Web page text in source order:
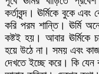
কর্তাবৃন্দ। ঊর্মিকে বুকে
করি পরম শান্তি। ঊর্মি
কষ্টই হয়। আবার ঊর্মিকে
হয়ে উঠে না। সময় এবং
দেখতে ইচ্ছে করে। কি